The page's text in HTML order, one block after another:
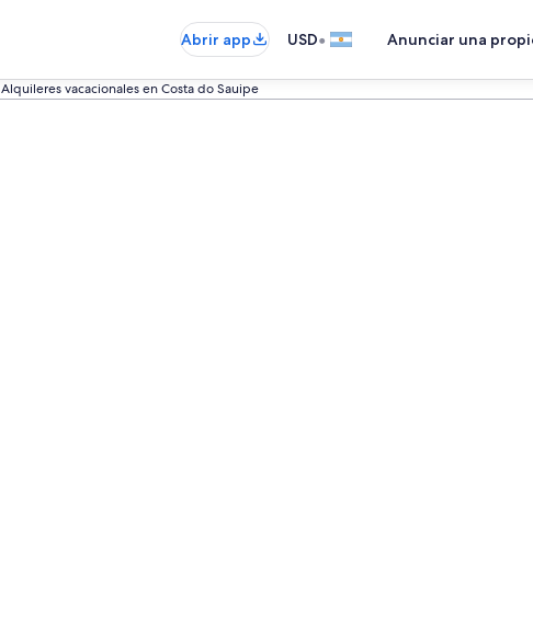
Abrir app USD• Anunciar una
Alquileres vacacionales en Costa do Sauipe